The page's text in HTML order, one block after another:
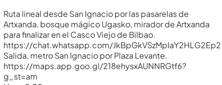
Ruta lineal desde San Ignacio por las pasarelas de
Artxanda, bosque mágico Ugasko, mirador de Artxanda
para finalizar en el Casco Viejo de Bilbao.
https://chat.whatsapp.com/JkBpGkVSzMpIaY2HLG2Ep2
Salida, metro San Ignacio por Plaza Levante.
https://maps.app.goo.gl/218ehysxAUNNRGtf6?
g_st=am